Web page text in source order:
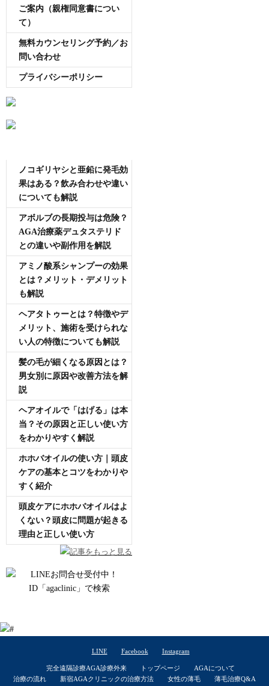
ご案内（親権同意書につい
て）
無料カウンセリング予約／お
問い合わせ
プライバシーポリシー
ノコギリヤシと亜鉛に発毛効
果はある？飲み合わせや違い
についても解説
アボルブの長期投与は危険？
AGA治療薬デュタステリド
との違いや副作用を解説
アミノ酸系シャンプーの効果
とは？メリット・デメリット
も解説
ヘアタトゥーとは？特徴やデ
メリット、施術を受けられな
い人の特徴についても解説
髪の毛が細くなる原因とは？
男女別に原因や改善方法を解
説
ヘアオイルで「はげる」は本
当？その原因と正しい使い方
をわかりやすく解説
ホホバオイルの使い方｜頭皮
ケアの基本とコツをわかりや
すく紹介
頭皮ケアにホホバオイルはよ
くない？頭皮に問題が起きる
理由と正しい使い方
記事をもっと見る
LINE Facebook Instagram
完全遠隔診療AGA診療外来 トップページ
AGAについて
治療の流れ
新宿AGAクリニックの治療方法 女性の薄毛 薄毛治療Q&A